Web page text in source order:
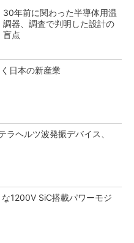
30年前に関わった半導体用温
調器、調査で判明した設計の
盲点
日本の新産業
ラヘルツ波発振デバイス、
1200V SiC搭載パワーモジ